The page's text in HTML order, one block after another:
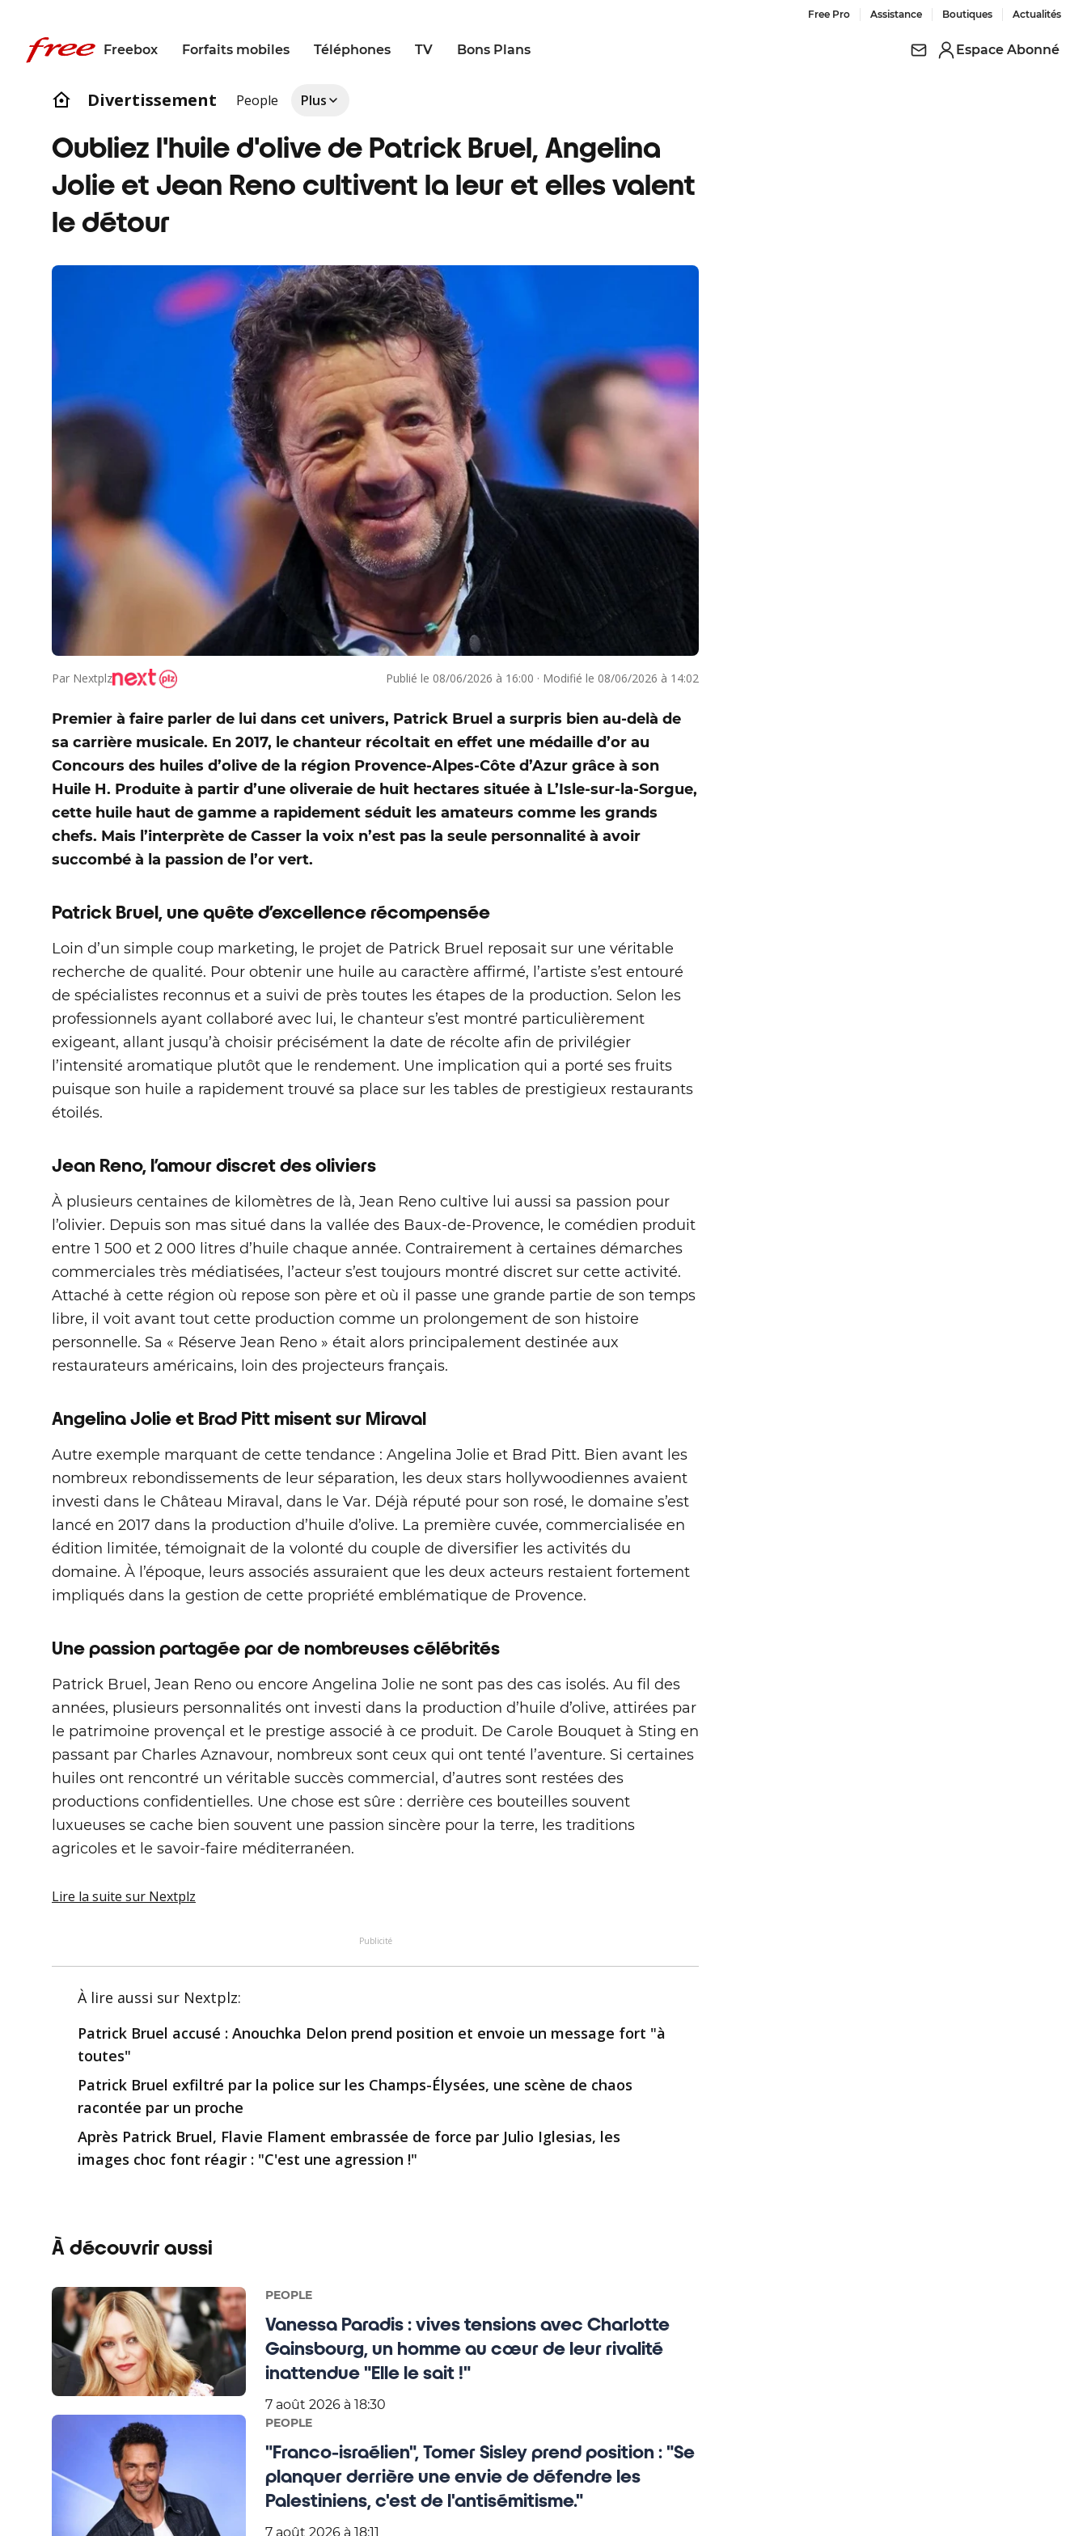
Free Pro Assistance Boutiques Actualités
Freebox Forfaits mobiles Téléphones TV Bons Plans Espace Abonné
Divertissement People Plus
Oubliez l'huile d'olive de Patrick Bruel, Angelina
Jolie et Jean Reno cultivent la leur et elles valent
le détour
Par Nextplz Publié le 08/06/2026 à 16:00 · Modifié le 08/06/2026 à 14:02
Premier à faire parler de lui dans cet univers, Patrick Bruel a surpris bien au-delà de
sa carrière musicale. En 2017, le chanteur récoltait en effet une médaille d’or au
Concours des huiles d’olive de la région Provence-Alpes-Côte d’Azur grâce à son
Huile H. Produite à partir d’une oliveraie de huit hectares située à L’Isle-sur-la-Sorgue,
cette huile haut de gamme a rapidement séduit les amateurs comme les grands
chefs. Mais l’interprète de Casser la voix n’est pas la seule personnalité à avoir
succombé à la passion de l’or vert.
Patrick Bruel, une quête d’excellence récompensée
Loin d’un simple coup marketing, le projet de Patrick Bruel reposait sur une véritable
recherche de qualité. Pour obtenir une huile au caractère affirmé, l’artiste s’est entouré
de spécialistes reconnus et a suivi de près toutes les étapes de la production. Selon les
professionnels ayant collaboré avec lui, le chanteur s’est montré particulièrement
exigeant, allant jusqu’à choisir précisément la date de récolte afin de privilégier
l’intensité aromatique plutôt que le rendement. Une implication qui a porté ses fruits
puisque son huile a rapidement trouvé sa place sur les tables de prestigieux restaurants
étoilés.
Jean Reno, l’amour discret des oliviers
À plusieurs centaines de kilomètres de là, Jean Reno cultive lui aussi sa passion pour
l’olivier. Depuis son mas situé dans la vallée des Baux-de-Provence, le comédien produit
entre 1 500 et 2 000 litres d’huile chaque année. Contrairement à certaines démarches
commerciales très médiatisées, l’acteur s’est toujours montré discret sur cette activité.
Attaché à cette région où repose son père et où il passe une grande partie de son temps
libre, il voit avant tout cette production comme un prolongement de son histoire
personnelle. Sa « Réserve Jean Reno » était alors principalement destinée aux
restaurateurs américains, loin des projecteurs français.
Angelina Jolie et Brad Pitt misent sur Miraval
Autre exemple marquant de cette tendance : Angelina Jolie et Brad Pitt. Bien avant les
nombreux rebondissements de leur séparation, les deux stars hollywoodiennes avaient
investi dans le Château Miraval, dans le Var. Déjà réputé pour son rosé, le domaine s’est
lancé en 2017 dans la production d’huile d’olive. La première cuvée, commercialisée en
édition limitée, témoignait de la volonté du couple de diversifier les activités du
domaine. À l’époque, leurs associés assuraient que les deux acteurs restaient fortement
impliqués dans la gestion de cette propriété emblématique de Provence.
Une passion partagée par de nombreuses célébrités
Patrick Bruel, Jean Reno ou encore Angelina Jolie ne sont pas des cas isolés. Au fil des
années, plusieurs personnalités ont investi dans la production d’huile d’olive, attirées par
le patrimoine provençal et le prestige associé à ce produit. De Carole Bouquet à Sting en
passant par Charles Aznavour, nombreux sont ceux qui ont tenté l’aventure. Si certaines
huiles ont rencontré un véritable succès commercial, d’autres sont restées des
productions confidentielles. Une chose est sûre : derrière ces bouteilles souvent
luxueuses se cache bien souvent une passion sincère pour la terre, les traditions
agricoles et le savoir-faire méditerranéen.
Lire la suite sur Nextplz
Publicité
À lire aussi sur Nextplz:
Patrick Bruel accusé : Anouchka Delon prend position et envoie un message fort "à
toutes"
Patrick Bruel exfiltré par la police sur les Champs-Élysées, une scène de chaos
racontée par un proche
Après Patrick Bruel, Flavie Flament embrassée de force par Julio Iglesias, les
images choc font réagir : "C'est une agression !"
À découvrir aussi
PEOPLE
Vanessa Paradis : vives tensions avec Charlotte
Gainsbourg, un homme au cœur de leur rivalité
inattendue "Elle le sait !"
7 août 2026 à 18:30
PEOPLE
"Franco-israélien", Tomer Sisley prend position : "Se
planquer derrière une envie de défendre les
Palestiniens, c'est de l'antisémitisme."
7 août 2026 à 18:11